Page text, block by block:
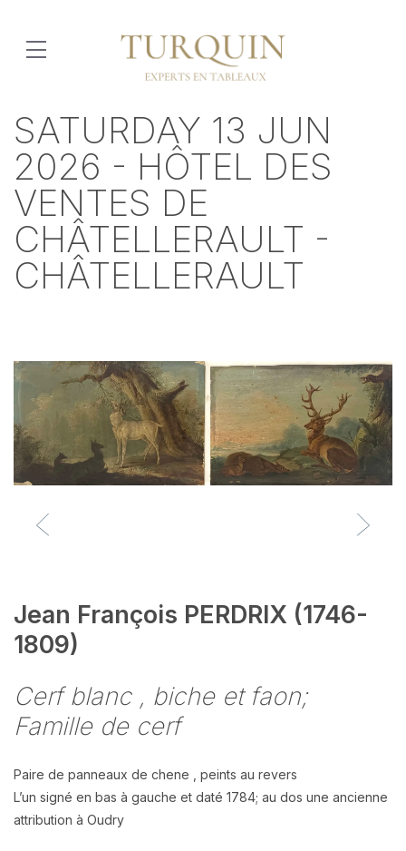
SATURDAY 13 JUN
2026 - HÔTEL DES
VENTES DE
CHÂTELLERAULT -
CHÂTELLERAULT
Jean François PERDRIX (1746-
1809)
Cerf blanc , biche et faon;
Famille de cerf
Paire de panneaux de chene , peints au revers
L’un signé en bas à gauche et daté 1784; au dos une ancienne
attribution à Oudry